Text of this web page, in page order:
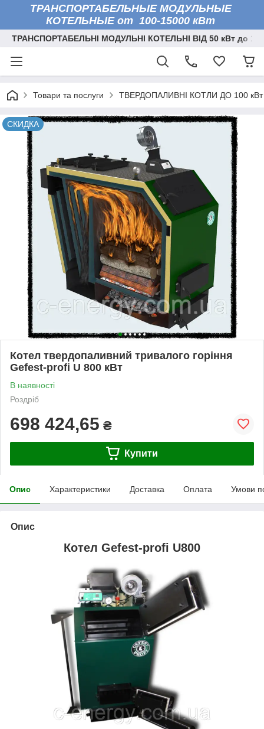
ТРАНСПОРТАБЕЛЬНЫЕ МОДУЛЬНЫЕ
КОТЕЛЬНЫЕ от 100-15000 кВт
ТРАНСПОРТАБЕЛЬНІ МОДУЛЬНІ КОТЕЛЬНІ ВІД 50 кВт до
Товари та послуги ТВЕРДОПАЛИВНІ КОТЛИ ДО 100 кВт
СКИДКА
Котел твердопаливний тривалого горіння
Gefest-profi U 800 кВт
В наявності
Роздріб
698 424,65 ₴
Купити
Опис Характеристики Доставка Оплата Умови
Опис
Котел Gefest-profi U800